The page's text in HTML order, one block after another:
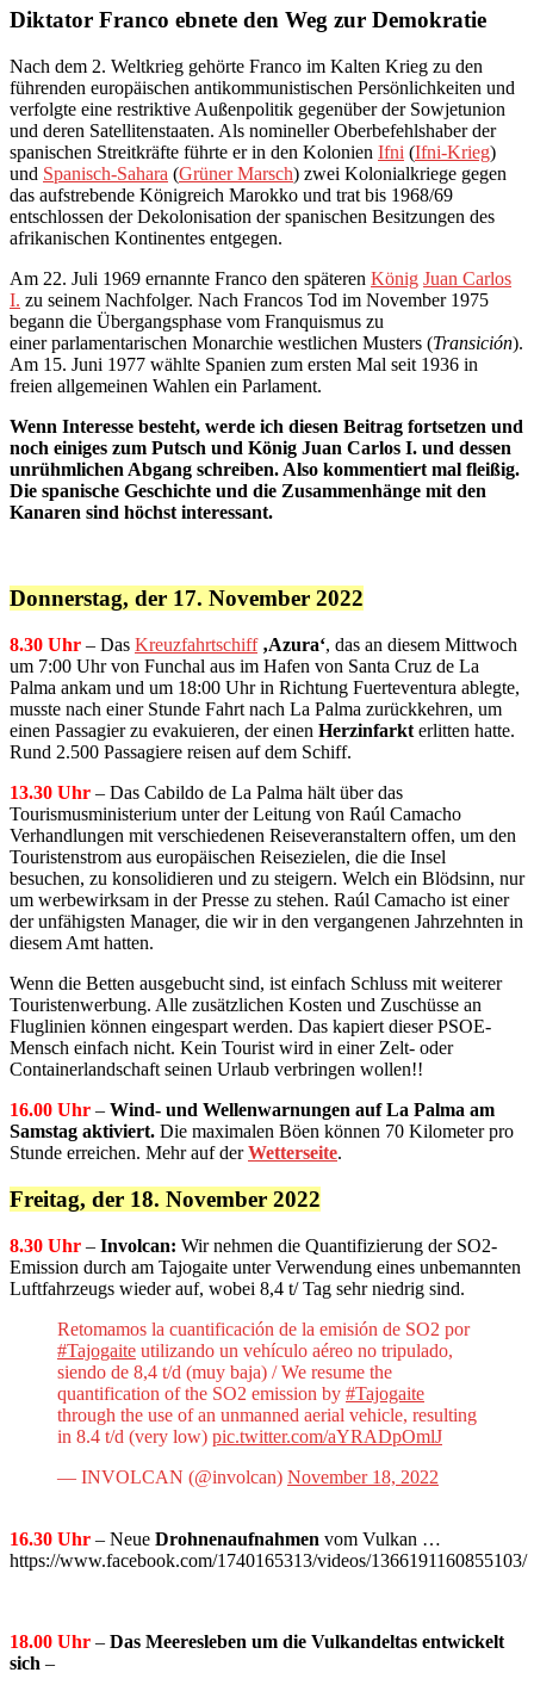
Diktator Franco ebnete den Weg zur Demokratie
Nach dem 2. Weltkrieg gehörte Franco im Kalten Krieg zu den
führenden europäischen antikommunistischen Persönlichkeiten und
verfolgte eine restriktive Außenpolitik gegenüber der Sowjetunion
und deren Satellitenstaaten. Als nomineller Oberbefehlshaber der
spanischen Streitkräfte führte er in den Kolonien Ifni (Ifni-Krieg)
und Spanisch-Sahara (Grüner Marsch) zwei Kolonialkriege gegen
das aufstrebende Königreich Marokko und trat bis 1968/69
entschlossen der Dekolonisation der spanischen Besitzungen des
afrikanischen Kontinentes entgegen.
Am 22. Juli 1969 ernannte Franco den späteren König Juan Carlos
I. zu seinem Nachfolger. Nach Francos Tod im November 1975
begann die Übergangsphase vom Franquismus zu
einer parlamentarischen Monarchie westlichen Musters (Transición).
Am 15. Juni 1977 wählte Spanien zum ersten Mal seit 1936 in
freien allgemeinen Wahlen ein Parlament.
Wenn Interesse besteht, werde ich diesen Beitrag fortsetzen und
noch einiges zum Putsch und König Juan Carlos I. und dessen
unrühmlichen Abgang schreiben. Also kommentiert mal fleißig.
Die spanische Geschichte und die Zusammenhänge mit den
Kanaren sind höchst interessant.
Donnerstag, der 17. November 2022
8.30 Uhr – Das Kreuzfahrtschiff ‚Azura‘, das an diesem Mittwoch
um 7:00 Uhr von Funchal aus im Hafen von Santa Cruz de La
Palma ankam und um 18:00 Uhr in Richtung Fuerteventura ablegte,
musste nach einer Stunde Fahrt nach La Palma zurückkehren, um
einen Passagier zu evakuieren, der einen Herzinfarkt erlitten hatte.
Rund 2.500 Passagiere reisen auf dem Schiff.
13.30 Uhr – Das Cabildo de La Palma hält über das
Tourismusministerium unter der Leitung von Raúl Camacho
Verhandlungen mit verschiedenen Reiseveranstaltern offen, um den
Touristenstrom aus europäischen Reisezielen, die die Insel
besuchen, zu konsolidieren und zu steigern. Welch ein Blödsinn, nur
um werbewirksam in der Presse zu stehen. Raúl Camacho ist einer
der unfähigsten Manager, die wir in den vergangenen Jahrzehnten in
diesem Amt hatten.
Wenn die Betten ausgebucht sind, ist einfach Schluss mit weiterer
Touristenwerbung. Alle zusätzlichen Kosten und Zuschüsse an
Fluglinien können eingespart werden. Das kapiert dieser PSOE-
Mensch einfach nicht. Kein Tourist wird in einer Zelt- oder
Containerlandschaft seinen Urlaub verbringen wollen!!
16.00 Uhr – Wind- und Wellenwarnungen auf La Palma am
Samstag aktiviert. Die maximalen Böen können 70 Kilometer pro
Stunde erreichen. Mehr auf derWetterseite.
Freitag, der 18. November 2022
8.30 Uhr – Involcan: Wir nehmen die Quantifizierung der SO2-
Emission durch am Tajogaite unter Verwendung eines unbemannten
Luftfahrzeugs wieder auf, wobei 8,4 t/ Tag sehr niedrig sind.
Retomamos la cuantificación de la emisión de SO2 por
#Tajogaite utilizando un vehículo aéreo no tripulado,
siendo de 8,4 t/d (muy baja) / We resume the
quantification of the SO2 emission by #Tajogaite
through the use of an unmanned aerial vehicle, resulting
in 8.4 t/d (very low) pic.twitter.com/aYRADpOmlJ
— INVOLCAN (@involcan) November 18, 2022
16.30 Uhr – Neue Drohnenaufnahmen vom Vulkan …
https://www.facebook.com/1740165313/videos/1366191160855103/
18.00 Uhr – Das Meeresleben um die Vulkandeltas entwickelt
sich –